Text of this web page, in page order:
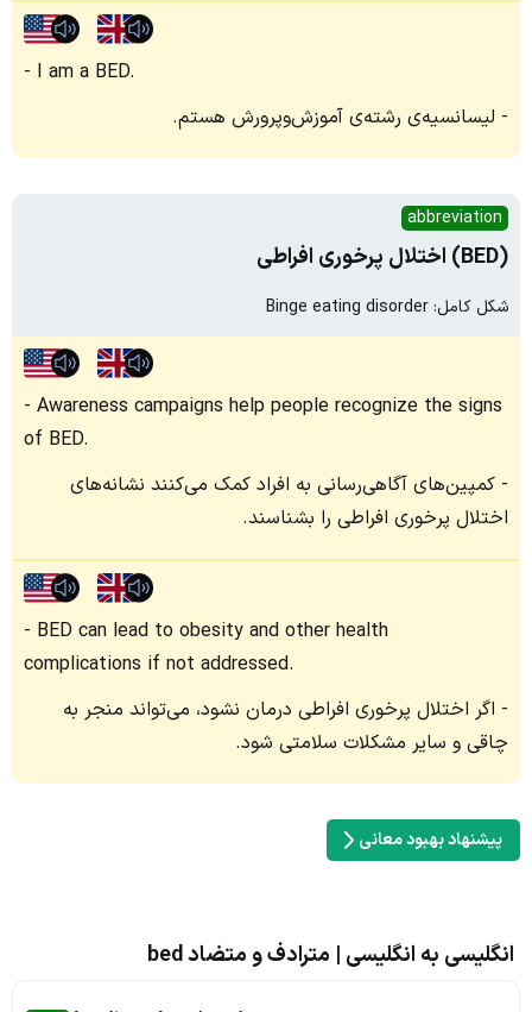
I am a BED.
لیسانسیه‌ی رشته‌ی آموزش‌و‌پرورش هستم.
abbreviation
(BED) اختلال پرخوری افراطی
شکل کامل: Binge eating disorder
Awareness campaigns help people recognize the signs
of BED.
کمپین‌های آگاهی‌رسانی به افراد کمک می‌کنند نشانه‌های
اختلال پرخوری افراطی را بشناسند.
BED can lead to obesity and other health
complications if not addressed.
اگر اختلال پرخوری افراطی درمان نشود، می‌تواند منجر به
چاقی و سایر مشکلات سلامتی شود.
پیشنهاد بهبود معانی
انگلیسی به انگلیسی | مترادف و متضاد bed